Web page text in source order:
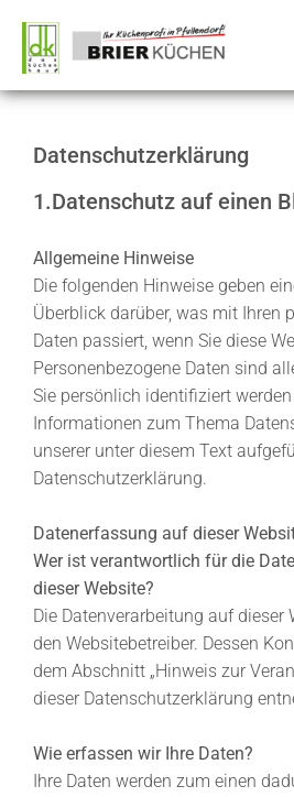
Datenschutz­erklärung
1.Datenschutz auf einen
Allgemeine Hinweise
Die folgenden Hinweise geben
Überblick darüber, was mit Ihren
Daten passiert, wenn Sie diese
Personenbezogene Daten sind
Sie persönlich identifiziert
Informationen zum Thema
unserer unter diesem Text
Datenschutzerklärung.
Datenerfassung auf dieser
Wer ist verantwortlich für die
dieser Website?
Die Datenverarbeitung auf dieser
den Websitebetreiber. Dessen
dem Abschnitt „Hinweis zur
dieser Datenschutzerklärung
Wie erfassen wir Ihre Daten?
Ihre Daten werden zum einen